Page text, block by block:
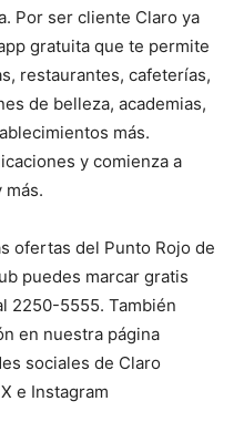
Por ser cliente Claro ya
gratuita que te permite
restaurantes, cafeterías,
de belleza, academias,
más.
y comienza a
ofertas del Punto Rojo de
puedes marcar gratis
2250-5555. También
en nuestra página
sociales de Claro
e Instagram